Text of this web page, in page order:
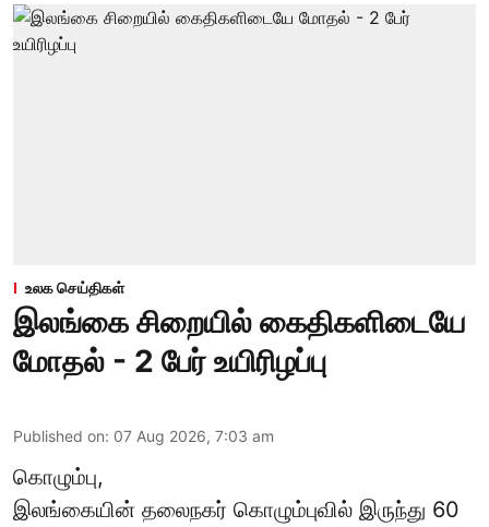
உலக செய்திகள்
இலங்கை சிறையில் கைதிகளிடையே
மோதல் - 2 பேர் உயிரிழப்பு
Published on: 07 Aug 2026, 7:03 am
கொழும்பு,
இலங்கையின் தலைநகர் கொழும்புவில் இருந்து 60